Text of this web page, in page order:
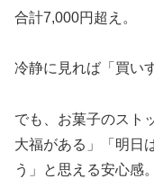
合計7,000円超え。
冷静に見れば「買い
でも、お菓子のスト
大福がある」「明日
う」と思える安心感。